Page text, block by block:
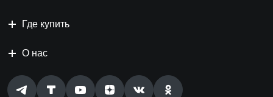
Где купить
О нас